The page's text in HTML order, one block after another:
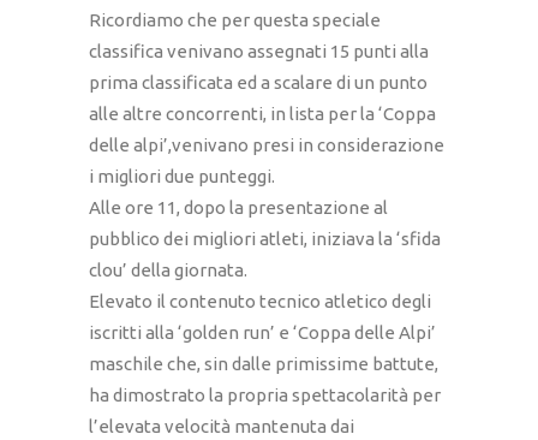
Ricordiamo che per questa speciale
classifica venivano assegnati 15 punti alla
prima classificata ed a scalare di un punto
alle altre concorrenti, in lista per la ‘Coppa
delle alpi’,venivano presi in considerazione
i migliori due punteggi.
Alle ore 11, dopo la presentazione al
pubblico dei migliori atleti, iniziava la ‘sfida
clou’ della giornata.
Elevato il contenuto tecnico atletico degli
iscritti alla ‘golden run’ e ‘Coppa delle Alpi’
maschile che, sin dalle primissime battute,
ha dimostrato la propria spettacolarità per
l’elevata velocità mantenuta dai